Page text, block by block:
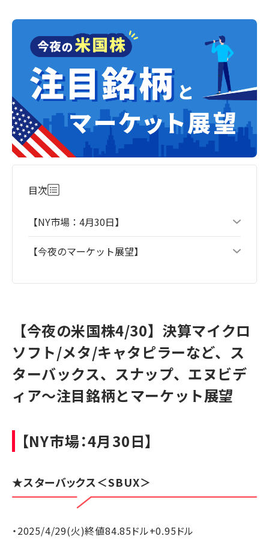
目次
【NY市場：4月30日】
【今夜のマーケット展望】
【今夜の米国株4/30】決算マイクロ
ソフト/メタ/キャタピラーなど、ス
ターバックス、スナップ、エヌビデ
ィア～注目銘柄とマーケット展望
【NY市場：4月30日】
★スターバックス＜SBUX＞
・2025/4/29(火)終値84.85ドル+0.95ドル